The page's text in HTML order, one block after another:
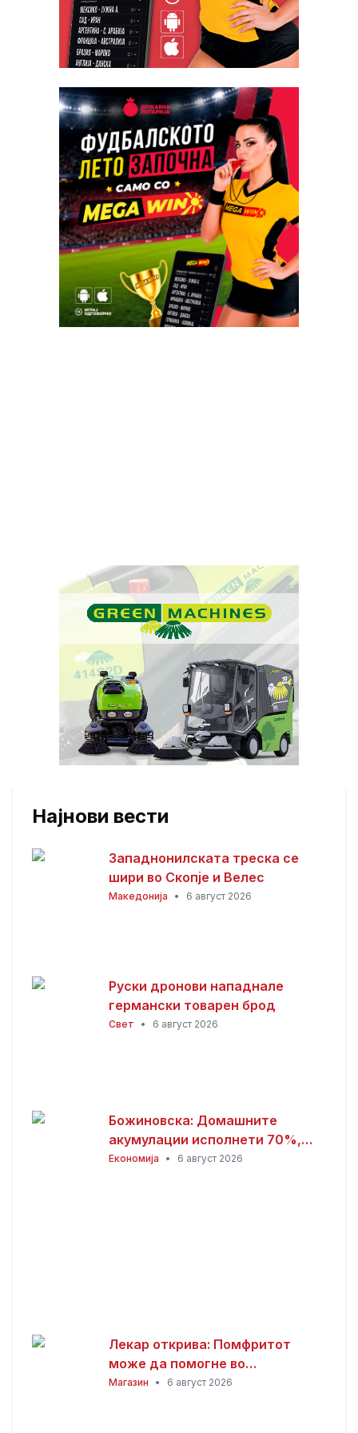
Најнови вести
Западнонилската треска се
шири во Скопје и Велес
Македонија • 6 август 2026
Руски дронови нападнале
германски товарен брод
Свет • 6 август 2026
Божиновска: Домашните
акумулации исполнети 70%,
обезбедена стабилност на
Економија • 6 август 2026
Лекар открива: Помфритот
може да помогне во
топлотните бранови, но
Магазин • 6 август 2026